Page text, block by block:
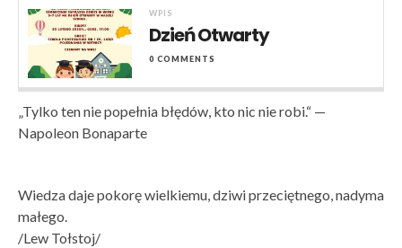
WPIS
Dzień Otwarty
0 COMMENTS
„Tylko ten nie popełnia błędów, kto nic nie robi.“ —
Napoleon Bonaparte
Wiedza daje pokorę wielkiemu, dziwi przeciętnego, nadyma
małego.
/Lew Tołstoj/